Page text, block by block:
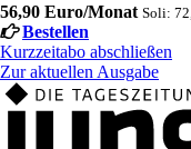
56,90 Euro/Monat Soli:
Bestellen
Kurzzeitabo abschließen
Zur aktuellen Ausgabe